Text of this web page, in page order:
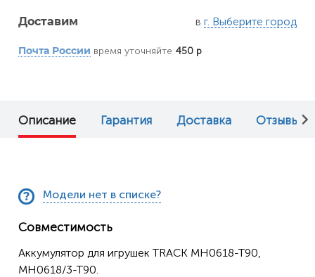
Доставим в г. Выберите город
Почта России время уточняйте 450 р
Описание Гарантия Доставка Отзывы (0)
Модели нет в списке?
Совместимость
Аккумулятор для игрушек TRACK MH0618-T90,
MH0618/3-T90.